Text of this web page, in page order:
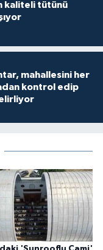
kaliteli tütünü
mahallesini her
kontrol edip